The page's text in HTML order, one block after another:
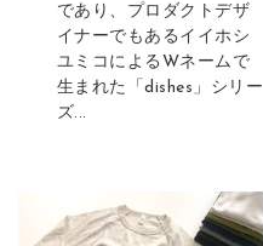
であり、プロダクトデザ
イナーでもあるイイホシ
ユミコによるWネームで
生まれた「dishes」シリー
ズ...